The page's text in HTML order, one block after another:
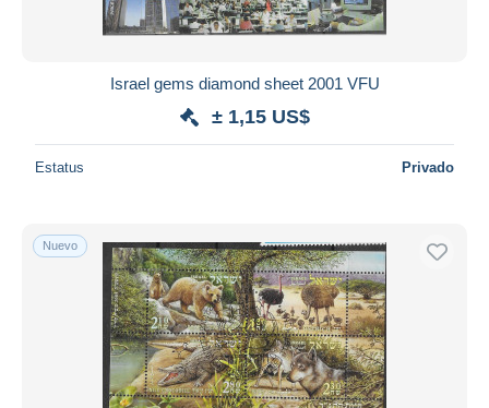
Israel gems diamond sheet 2001 VFU
± 1,15 US$
Estatus Privado
Nuevo